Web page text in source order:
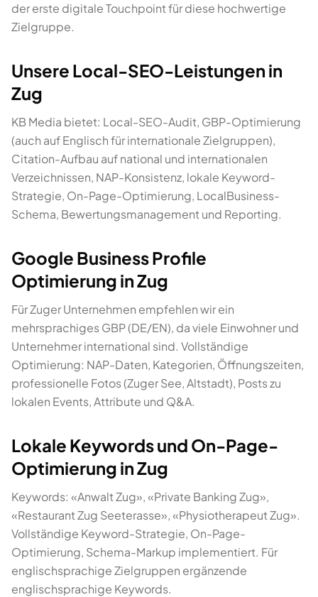
der erste digitale Touchpoint für diese hochwertige
Zielgruppe.
Unsere Local-SEO-Leistungen in
Zug
KB Media bietet: Local-SEO-Audit, GBP-Optimierung
(auch auf Englisch für internationale Zielgruppen),
Citation-Aufbau auf national und internationalen
Verzeichnissen, NAP-Konsistenz, lokale Keyword-
Strategie, On-Page-Optimierung, LocalBusiness-
Schema, Bewertungsmanagement und Reporting.
Google Business Profile
Optimierung in Zug
Für Zuger Unternehmen empfehlen wir ein
mehrsprachiges GBP (DE/EN), da viele Einwohner und
Unternehmer international sind. Vollständige
Optimierung: NAP-Daten, Kategorien, Öffnungszeiten,
professionelle Fotos (Zuger See, Altstadt), Posts zu
lokalen Events, Attribute und Q&A.
Lokale Keywords und On-Page-
Optimierung in Zug
Keywords: «Anwalt Zug», «Private Banking Zug»,
«Restaurant Zug Seeterasse», «Physiotherapeut Zug».
Vollständige Keyword-Strategie, On-Page-
Optimierung, Schema-Markup implementiert. Für
englischsprachige Zielgruppen ergänzende
englischsprachige Keywords.